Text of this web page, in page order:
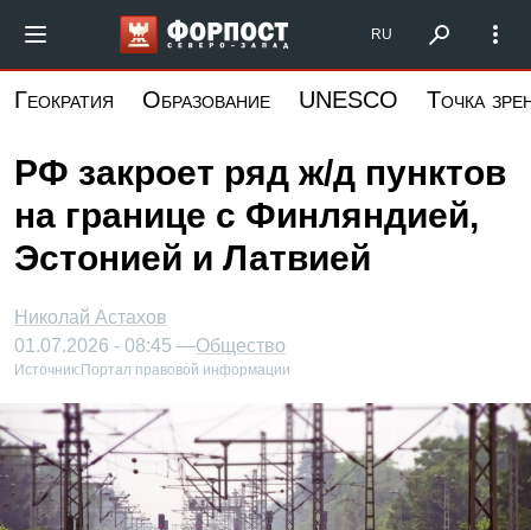
основному
Форпост Северо-Запад
RU
Геократия Образование UNESCO Точка
РФ закроет ряд ж/д пунктов
на границе с Финляндией,
Эстонией и Латвией
Николай Астахов
01.07.2026 - 08:45 —Общество
Источник: Портал правовой информации